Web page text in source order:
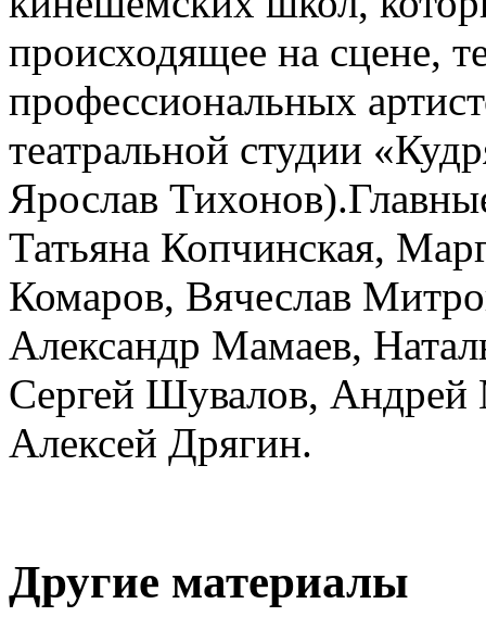
происходящее на сцене,
профессиональных
театральной студии
Ярослав
Татьяна Копчинская,
Комаров, Вячеслав
Александр Мамаев,
Сергей Шувалов,
Алексей Дрягин.
Другие материалы